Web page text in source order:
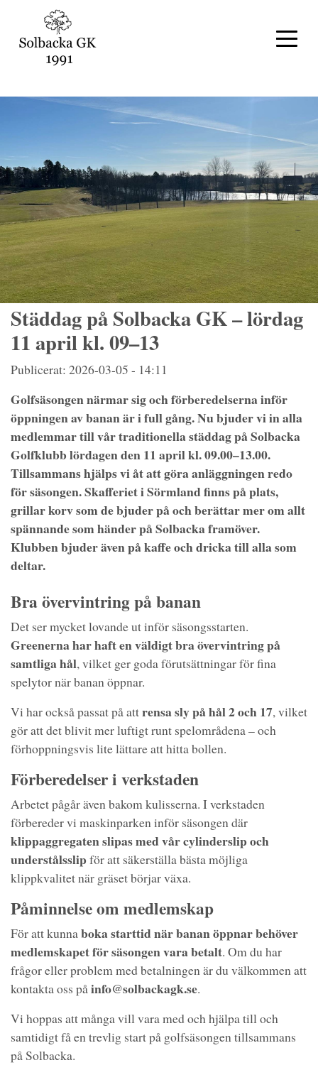
Städdag på Solbacka GK – lördag
11 april kl. 09–13
Publicerat: 2026-03-05 - 14:11
Golfsäsongen närmar sig och förberedelserna inför
öppningen av banan är i full gång. Nu bjuder vi in alla
medlemmar till vår traditionella städdag på Solbacka
Golfklubb lördagen den 11 april kl. 09.00–13.00.
Tillsammans hjälps vi åt att göra anläggningen redo
för säsongen. Skafferiet i Sörmland finns på plats,
grillar korv som de bjuder på och berättar mer om allt
spännande som händer på Solbacka framöver.
Klubben bjuder även på kaffe och dricka till alla som
deltar.
Bra övervintring på banan
Det ser mycket lovande ut inför säsongsstarten.
Greenerna har haft en väldigt bra övervintring på
samtliga hål, vilket ger goda förutsättningar för fina
spelytor när banan öppnar.
Vi har också passat på attrensa sly på hål 2 och 17, vilket
gör att det blivit mer luftigt runt spelområdena – och
förhoppningsvis lite lättare att hitta bollen.
Förberedelser i verkstaden
Arbetet pågår även bakom kulisserna. I verkstaden
förbereder vi maskinparken inför säsongen där
klippaggregaten slipas med vår cylinderslip och
understålsslip för att säkerställa bästa möjliga
klippkvalitet när gräset börjar växa.
Påminnelse om medlemskap
För att kunnaboka starttid när banan öppnar behöver
medlemskapet för säsongen vara betalt. Om du har
frågor eller problem med betalningen är du välkommen att
kontakta oss påinfo@solbackagk.se.
Vi hoppas att många vill vara med och hjälpa till och
samtidigt få en trevlig start på golfsäsongen tillsammans
på Solbacka.